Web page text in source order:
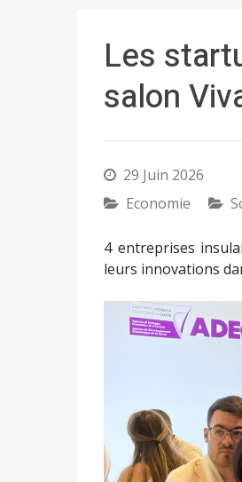
Les
salon
29 Juin 2026
Economie
4 entreprises
leurs innovations